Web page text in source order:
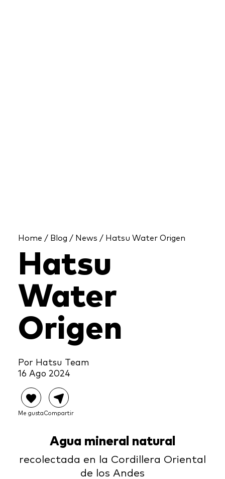
Home / Blog / News / Hatsu Water Origen
Hatsu
Water
Origen
Por Hatsu Team
16 Ago 2024
Me gustaCompartir
Agua mineral natural
recolectada en la Cordillera Oriental
de los Andes